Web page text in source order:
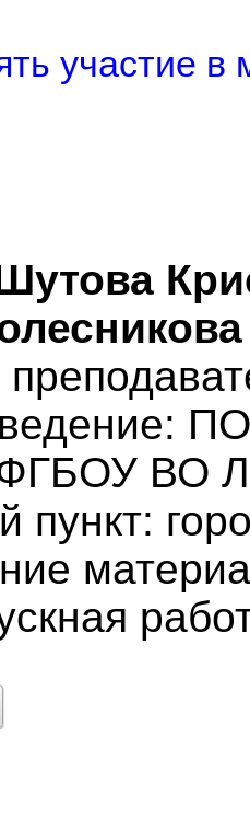
участие
ВО
пункт: